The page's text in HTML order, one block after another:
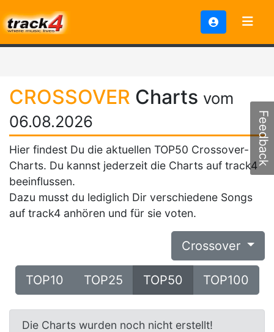
CROSSOVER Charts vom
06.08.2026
Hier findest Du die aktuellen TOP50 Crossover-
Charts. Du kannst jederzeit die Charts auf track4
beeinflussen.
Dazu musst du lediglich Dir verschiedene Songs
auf track4 anhören und für sie voten.
Crossover
TOP10 TOP25 TOP50 TOP100
Die Charts wurden noch nicht erstellt!
Feedback